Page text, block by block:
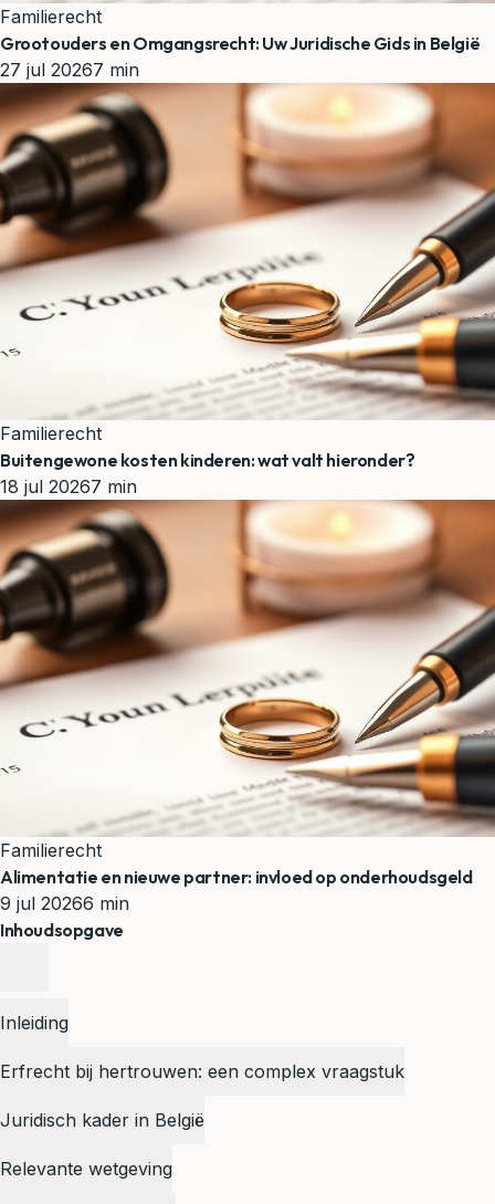
Familierecht
Grootouders en Omgangsrecht: Uw Juridische Gids in België
27 jul 20267 min
Familierecht
Buitengewone kosten kinderen: wat valt hieronder?
18 jul 20267 min
Familierecht
Alimentatie en nieuwe partner: invloed op onderhoudsgeld
9 jul 20266 min
Inhoudsopgave
Inleiding
Erfrecht bij hertrouwen: een complex vraagstuk
Juridisch kader in België
Relevante wetgeving